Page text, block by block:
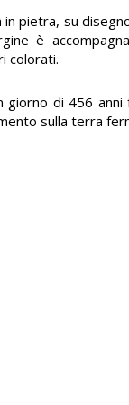
pietra, su
è
colorati.
di 456 anni
sulla terra